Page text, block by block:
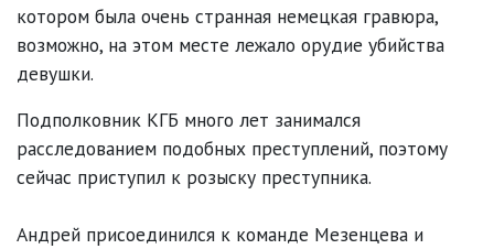
котором была очень странная немецкая гравюра,
возможно, на этом месте лежало орудие убийства
девушки.
Подполковник КГБ много лет занимался
расследованием подобных преступлений, поэтому
сейчас приступил к розыску преступника.
Андрей присоединился к команде Мезенцева и